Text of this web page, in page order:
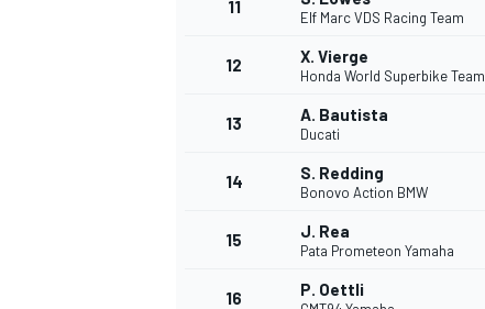
11
Elf Marc VDS Racing Team
12 X. Vierge
Honda World Superbike Team
13 A. Bautista
Ducati
14 S. Redding
Bonovo Action BMW
15 J. Rea
Pata Prometeon Yamaha
16 P. Oettli